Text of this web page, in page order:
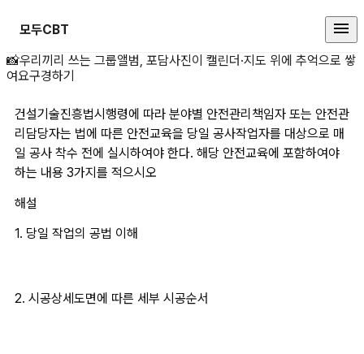
모두CBT
건설기술진흥법시행령에 따라 분
📸우리끼리 쓰는 그룹앨범, 포담사진이 캘린더·지도 위에 추억으로 쌓
여요구경하기
건설기술진흥법시행령에 따라 분야별 안전관리책임자 또는 안전관
리담당자는 법에 따른 안전교육을 당일 공사작업자를 대상으로 매
일 공사 착수 전에 실시하여야 한다. 해당 안전교육에 포함하여야
하는 내용 3가지를 적으시오
해설
1. 당일 작업의 공법 이해
2. 시공상세도면에 따른 세부 시공순서